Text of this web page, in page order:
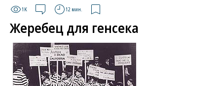
1K 12 мин.
Жеребец для генсека